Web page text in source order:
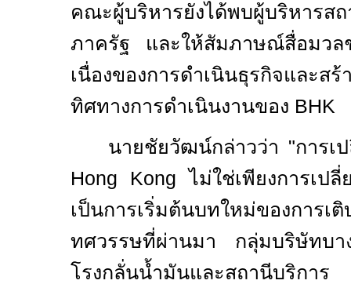
คณะผู้บริหารยังได้พบผู้บริหารส
ภาครัฐ และให้สัมภาษณ์สื่อมว
เนื่องของการดำเนินธุรกิจและส
ทิศทางการดำเนินงานของ BHK
นายชัยวัฒน์กล่าวว่า "การเ
Hong Kongไม่ใช่เพียงการเ
เป็นการเริ่มต้นบทใหม่ของกา
ทศวรรษที่ผ่านมา กลุ่มบริษัทบา
โรงกลั่นน้ำมันและสถานีบริกา